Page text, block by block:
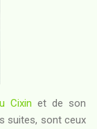
Cixin et de son
suites, sont ceux